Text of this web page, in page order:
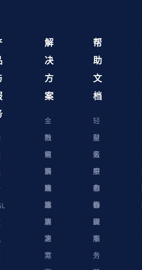
解
决
方
案
金
融
解
决
方
案
教
育
解
决
方
案
电
商
解
决
方
案
游
戏
解
决
方
案
网
站
解
决
方
帮
助
文
档
轻
量
云
服
务
器
财
务
中
心
账
户
中
心
服
务
协
议
软
件
脚
本
物
理
服
务
云
服
务